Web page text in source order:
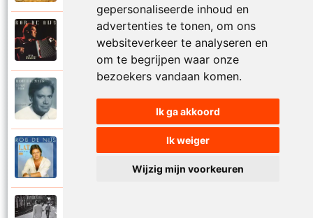
gepersonaliseerde inhoud en
advertenties te tonen, om ons
websiteverkeer te analyseren en
om te begrijpen waar onze
bezoekers vandaan komen.
Ik ga akkoord
Ik weiger
Wijzig mijn voorkeuren
Rob De Nijs
Kleine ster
Rob De Nijs